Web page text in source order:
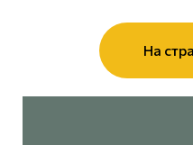
На